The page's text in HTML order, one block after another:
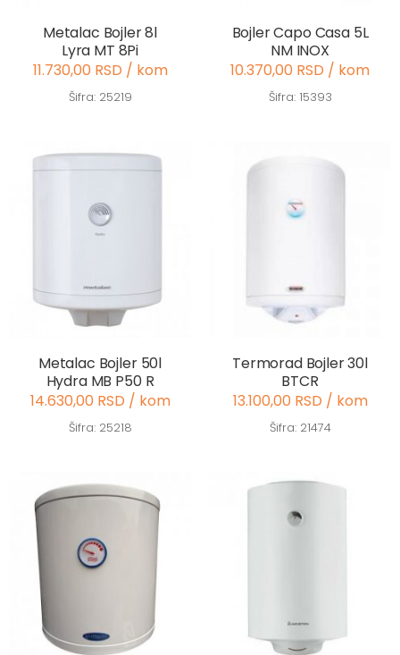
Metalac Bojler 8l
Lyra MT 8Pi
11.730,00 RSD / kom
Šifra: 25219
Bojler Capo Casa 5L
NM INOX
10.370,00 RSD / kom
Šifra: 15393
Metalac Bojler 50l
Hydra MB P50 R
14.630,00 RSD / kom
Šifra: 25218
Termorad Bojler 30l
BTCR
13.100,00 RSD / kom
Šifra: 21474